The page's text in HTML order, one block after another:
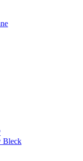
Bleck